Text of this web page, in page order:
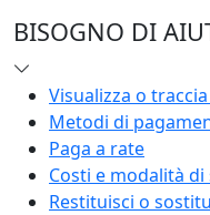
BISOGNO DI
Visualizza o
Metodi di
Paga a rate
Costi e modalità
Restituisci o